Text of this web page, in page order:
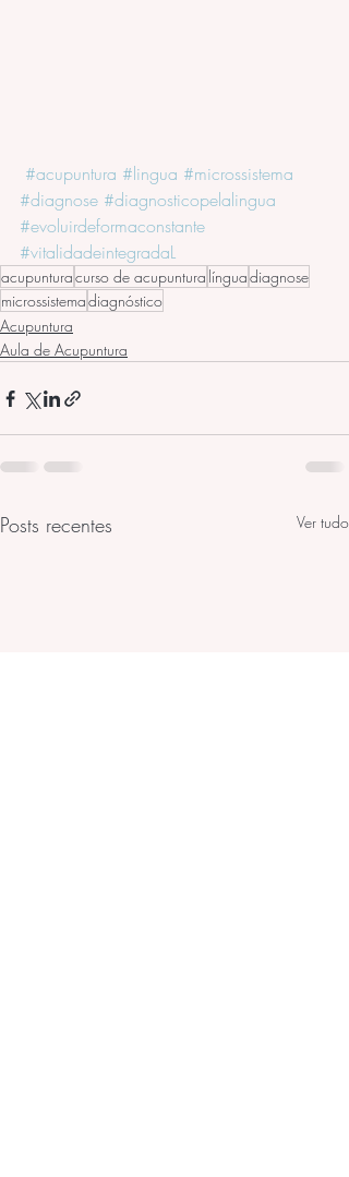
#acupuntura #lingua #microssistema
#diagnose #diagnosticopelalingua
#evoluirdeformaconstante
#vitalidadeintegradaL
acupunturacurso de acupuntura línguadiagnose
microssistemadiagnóstico
Acupuntura
Aula de Acupuntura
Posts recentes Ver tudo